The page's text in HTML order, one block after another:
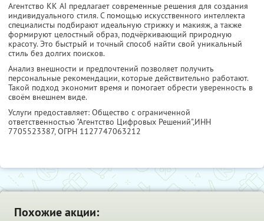
Агентство KK AI предлагает современные решения для создания
индивидуального стиля. С помощью искусственного интеллекта
специалисты подбирают идеальную стрижку и макияж, а также
формируют целостный образ, подчёркивающий природную
красоту. Это быстрый и точный способ найти свой уникальный
стиль без долгих поисков.
Анализ внешности и предпочтений позволяет получить
персональные рекомендации, которые действительно работают.
Такой подход экономит время и помогает обрести уверенность в
своём внешнем виде.
Услуги предоставляет: Общество с ограниченной
ответственностью "Агентство Цифровых Решений",ИНН
7705523387, ОГРН 1127747063212
Похожие акции: